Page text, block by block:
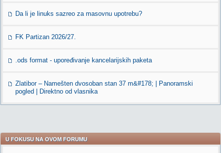
Da li je linuks sazreo za masovnu upotrebu?
FK Partizan 2026/27.
.ods format - upoređivanje kancelarijskih paketa
Zlatibor – Namešten dvosoban stan 37 m&#178; | Panoramski
pogled | Direktno od vlasnika
U FOKUSU NA OVOM FORUMU